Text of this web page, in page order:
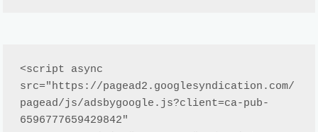
<script async
src="https://pagead2.googlesyndication.com/
pagead/js/adsbygoogle.js?client=ca-pub-
6596777659429842"